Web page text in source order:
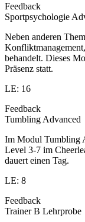
Feedback
Sportpsychologie
Neben anderen
behandelt. Dieses
Präsenz statt.
LE: 16
Feedback
Tumbling Advanced
Im Modul Tumbling
Level 3-7 im
dauert einen Tag.
LE: 8
Feedback
Trainer B Lehrprobe